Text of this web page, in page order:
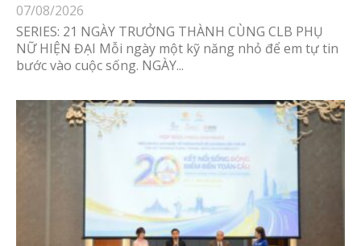
07/08/2026
SERIES: 21 NGÀY TRƯỞNG THÀNH CÙNG CLB PHỤ
NỮ HIỆN ĐẠI Mỗi ngày một kỹ năng nhỏ để em tự tin
bước vào cuộc sống. NGÀY...